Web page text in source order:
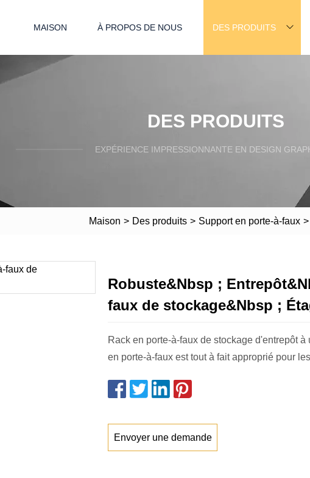
MAISON À PROPOS DE NOUS DES PRODUITS
DES PRODUITS
EXPÉRIENCE IMPRESSIONNANTE EN DESIGN
Maison > Des produits > Support en porte-à-faux >
Robuste&Nbsp ;
faux de stockage&Nbsp ;
Rack en porte-à-faux de stockage d'entrepôt
en porte-à-faux est tout à fait approprié pour
Envoyer une demande